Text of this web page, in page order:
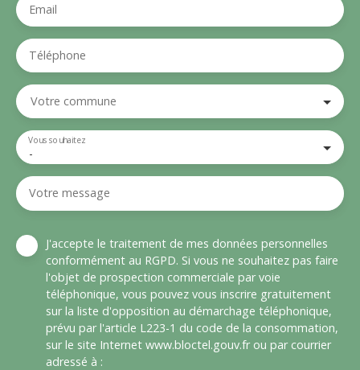
Email
Téléphone
Votre commune
-
Vous souhaitez
Votre message
J'accepte le traitement de mes données personnelles
conformément au RGPD. Si vous ne souhaitez pas faire
l'objet de prospection commerciale par voie
téléphonique, vous pouvez vous inscrire gratuitement
sur la liste d'opposition au démarchage téléphonique,
prévu par l'article L223-1 du code de la consommation,
sur le site Internet www.bloctel.gouv.fr ou par courrier
adressé à :